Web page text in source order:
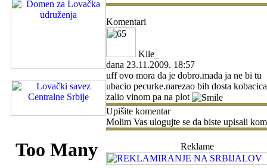
Komentari
Kile_
dana 23.11.2009. 18:57
uff ovo mora da je dobro.mada ja ne bi tu
ubacio pecurke.narezao bih dosta
zalio vinom pa na plot
Upišite komentar
Molim Vas ulogujte se da biste upisali
Reklame